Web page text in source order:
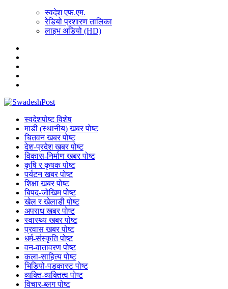
स्वदेश एफ.एम.
रेडियो प्रशारण तालिका
लाइभ अडियो (HD)
स्वदेशपोष्ट विशेष
माडी (स्थानीय) खबर पोष्ट
चितवन खबर पोष्ट
देश-प्रदेश खबर पोष्ट
विकास-निर्माण खबर पोष्ट
कृषि र कृषक पोष्ट
पर्यटन खबर पोष्ट
शिक्षा खबर पोष्ट
बिपद-जोखिम पोष्ट
खेल र खेलाडी पोष्ट
अपराध खबर पोष्ट
स्वास्थ्य खबर पोष्ट
प्रवास खबर पोष्ट
धर्म-संस्कृति पोष्ट
वन-वातावरण पोष्ट
कला-साहित्य पोष्ट
भिडियो-पडकास्ट पोष्ट
व्यक्ति-व्यक्तित्व पोष्ट
विचार-ब्लग पोष्ट